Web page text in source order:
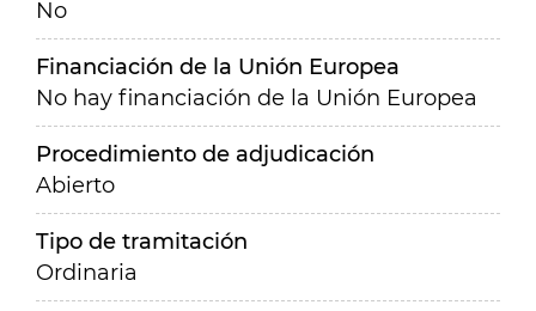
No
Financiación de la Unión Europea
No hay financiación de la Unión Europea
Procedimiento de adjudicación
Abierto
Tipo de tramitación
Ordinaria